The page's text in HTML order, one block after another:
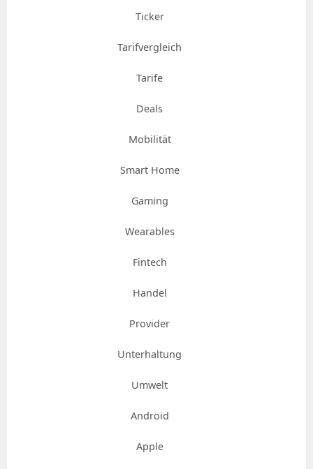
Ticker
Tarifvergleich
Tarife
Deals
Mobilität
Smart Home
Gaming
Wearables
Fintech
Handel
Provider
Unterhaltung
Umwelt
Android
Apple